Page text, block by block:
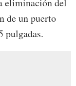
de un puerto
pulgadas.